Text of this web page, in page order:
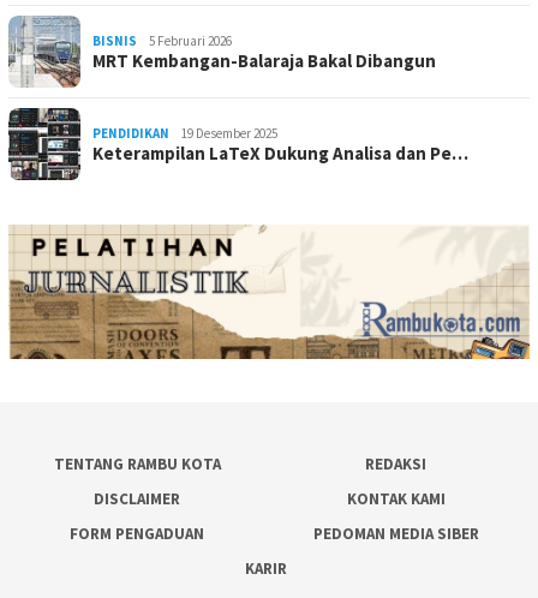
BISNIS 5 Februari 2026
MRT Kembangan-Balaraja Bakal Dibangun
PENDIDIKAN 19 Desember 2025
Keterampilan LaTeX Dukung Analisa dan Pe…
TENTANG RAMBU KOTA
REDAKSI
DISCLAIMER
KONTAK KAMI
FORM PENGADUAN
PEDOMAN MEDIA SIBER
KARIR